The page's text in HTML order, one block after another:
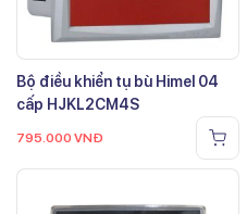
Bộ điều khiển tụ bù Himel 04
cấp HJKL2CM4S
795.000 VNĐ